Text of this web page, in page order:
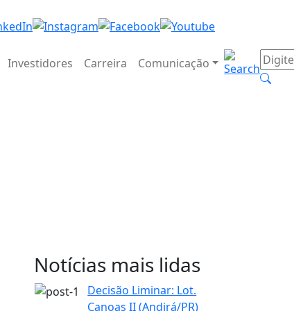
Investidores Carreira Comunicação
Notícias mais lidas
Decisão Liminar: Lot.
Canoas II (Andirá/PR)